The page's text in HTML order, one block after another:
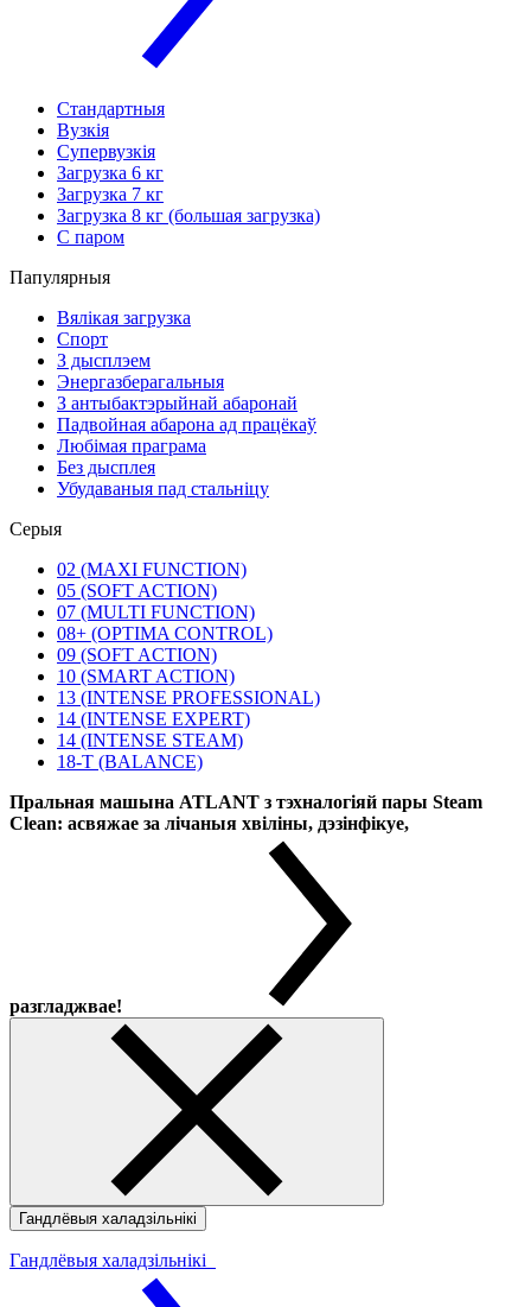
Стандартныя
Вузкія
Супервузкія
Загрузка 6 кг
Загрузка 7 кг
Загрузка 8 кг (большая загрузка)
С паром
Папулярныя
Вялікая загрузка
Спорт
З дысплэем
Энергазберагальныя
З антыбактэрыйнай абаронай
Падвойная абарона ад працёкаў
Любімая праграма
Без дысплея
Убудаваныя пад стальніцу
Серыя
02 (MAXI FUNCTION)
05 (SOFT ACTION)
07 (MULTI FUNCTION)
08+ (OPTIMA CONTROL)
09 (SOFT ACTION)
10 (SMART ACTION)
13 (INTENSE PROFESSIONAL)
14 (INTENSE EXPERT)
14 (INTENSE STEAM)
18-T (BALANCE)
Пральная машына ATLANT з тэхналогіяй пары Steam
Clean: асвяжае за лічаныя хвіліны, дэзінфікуе,
разгладжвае!
Гандлёвыя халадзільнікі
Гандлёвыя халадзільнікі